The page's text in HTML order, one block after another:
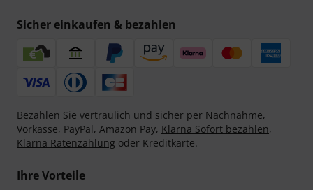
Sicher einkaufen & bezahlen
Bezahlen Sie vertraulich und sicher per Nachnahme,
Vorkasse, PayPal, Amazon Pay, Klarna Sofort bezahlen,
Klarna Ratenzahlung oder Kreditkarte.
Ihre Vorteile